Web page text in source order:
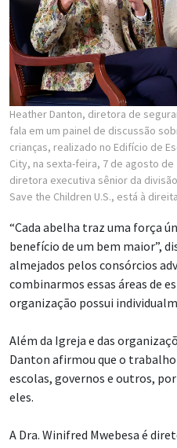
Heather Danton, diretora de
fala em um painel de discussão
crianças, realizado no Edifício de
City, na sexta-feira, 7 de agosto de
diretora executiva sênior da
Save the Children U.S., está à
“Cada abelha traz uma força
benefício de um bem maior”,
almejados pelos consórcios
combinarmos essas áreas de
organização possui
Além da Igreja e das
Danton afirmou que o trabalho
escolas, governos e outros,
eles.
A Dra. Winifred Mwebesa é